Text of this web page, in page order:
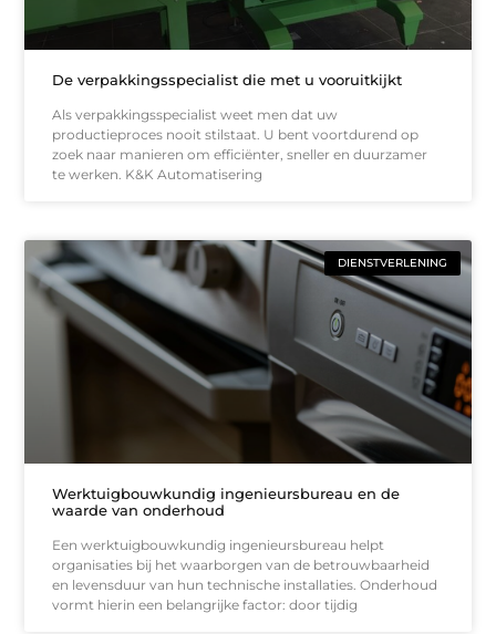
De verpakkingsspecialist die met u vooruitkijkt
Als verpakkingsspecialist weet men dat uw
productieproces nooit stilstaat. U bent voortdurend op
zoek naar manieren om efficiënter, sneller en duurzamer
te werken. K&K Automatisering
DIENSTVERLENING
Werktuigbouwkundig ingenieursbureau en de
waarde van onderhoud
Een werktuigbouwkundig ingenieursbureau helpt
organisaties bij het waarborgen van de betrouwbaarheid
en levensduur van hun technische installaties. Onderhoud
vormt hierin een belangrijke factor: door tijdig